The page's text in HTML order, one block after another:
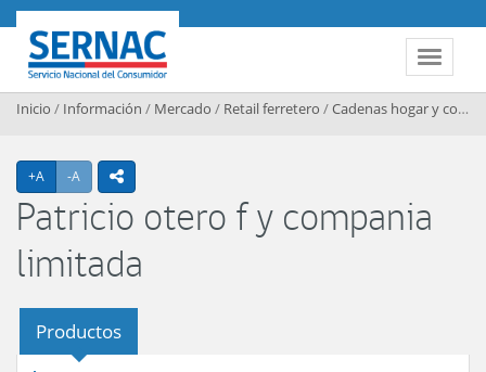
Contenido principal
Toggle
SERNAC
Inicio / Información / Mercado / Retail ferretero /Cadenas hogar y construccion
+A Agrandar texto
-A Achicar textoicono compartir
Patricio otero f y compania
limitada
Productos